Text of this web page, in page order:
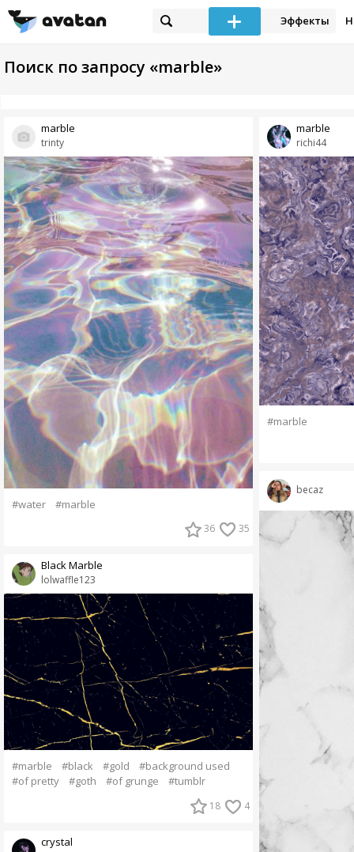
Эффекты
Поиск по запросу «marble»
trinty
marble
#water #marble
36 35
lolwaffle123
Black Marble
#marble #black #gold
#background used
#of pretty
#goth #of grunge #tumblr
18 4
crystal
richi44
marble
#marble
becaz